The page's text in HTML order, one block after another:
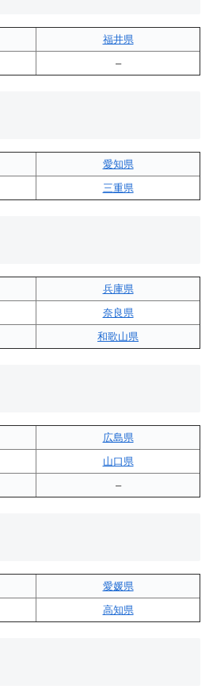
福井県
–
愛知県
三重県
兵庫県
奈良県
和歌山県
広島県
山口県
–
愛媛県
高知県